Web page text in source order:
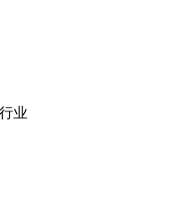
行业